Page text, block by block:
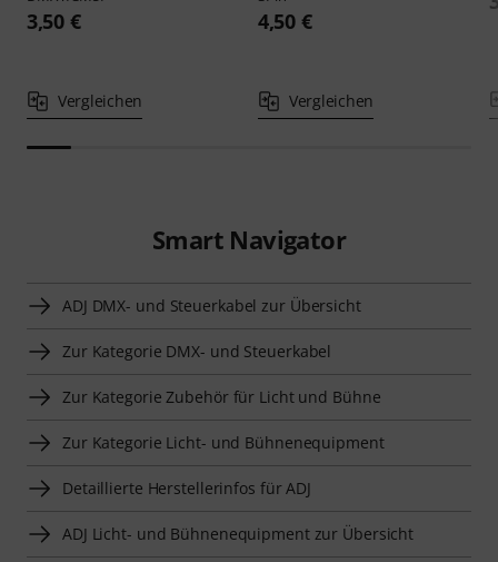
3,50 €
Vergleichen
4,50 €
Vergleichen
Smart Navigator
ADJ DMX- und Steuerkabel zur Übersicht
Zur Kategorie DMX- und Steuerkabel
Zur Kategorie Zubehör für Licht und Bühne
Zur Kategorie Licht- und Bühnenequipment
Detaillierte Herstellerinfos für ADJ
ADJ Licht- und Bühnenequipment zur Übersicht